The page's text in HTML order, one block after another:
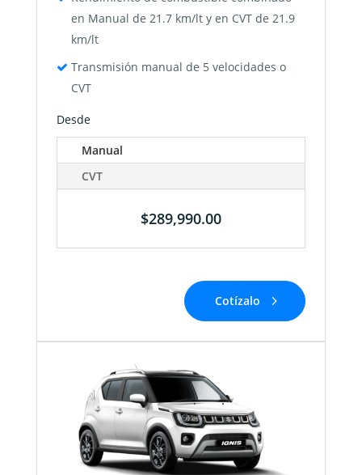
en Manual de 21.7 km/lt y en CVT de 21.9
km/lt
Transmisión manual de 5 velocidades o
CVT
Desde
Manual
CVT
$289,990.00
Cotízalo